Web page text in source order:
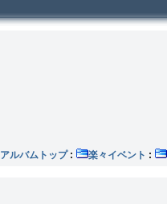
アルバムトップ: 楽々イベント :